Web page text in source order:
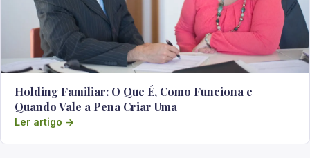
Holding Familiar: O Que É, Como Funciona e
Quando Vale a Pena Criar Uma
Ler artigo →